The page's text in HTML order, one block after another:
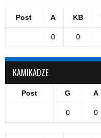
Post A KB
0 0
KAMIKADZE
Post G A
0 0